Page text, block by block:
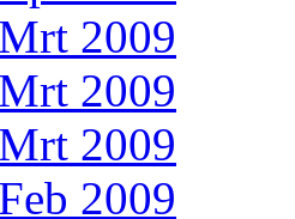
2009
2009
2009
2009